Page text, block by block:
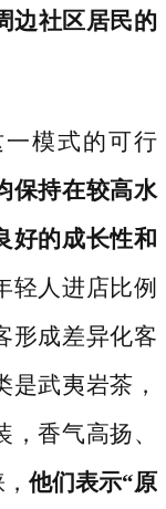
边社区居民的
模式的可行
保持在较高水
好的成长性和
轻人进店比例
形成差异化客
武夷岩茶，
香气高扬、
，他们表示“原